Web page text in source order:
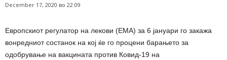
December 17, 2020 во 22:09
Европскиот регулатор на лекови (ЕМА) за 6 јануари го закажа
вонредниот состанок на кој ќе го процени барањето за
одобрување на вакцината против Ковид-19 на